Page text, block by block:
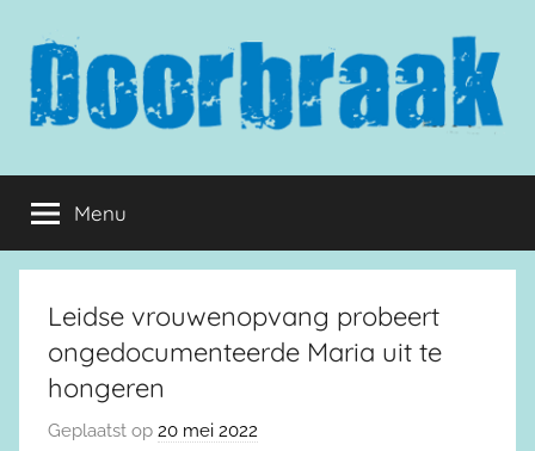
inhoud
springen
Doorbraak.eu
Menu
Leidse vrouwenopvang probeert
ongedocumenteerde Maria uit te
hongeren
Geplaatst op 20 mei 2022